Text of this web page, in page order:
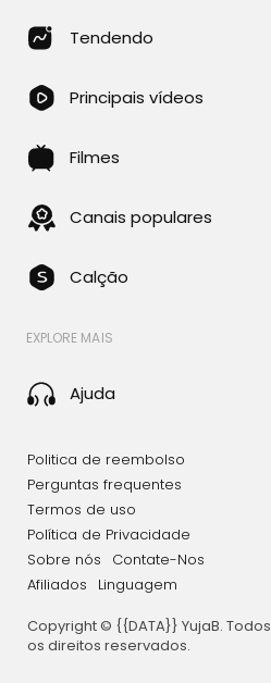
Tendendo
Principais vídeos
Filmes
Canais populares
Calção
EXPLORE MAIS
Ajuda
Politica de reembolso
Perguntas frequentes
Termos de uso
Política de Privacidade
Sobre nós
Contate-Nos
Afiliados
Linguagem
Copyright © {{DATA}} YujaB. Todos
os direitos reservados.